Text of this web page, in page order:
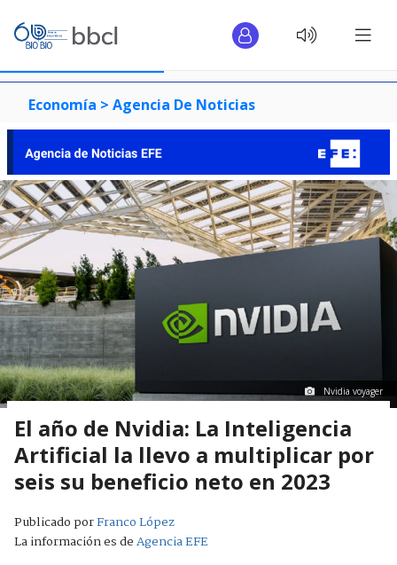
Economía > Agencia De Noticias
Nvidia voyager
El año de Nvidia: La Inteligencia
Artificial la llevo a multiplicar por
seis su beneficio neto en 2023
Publicado porFranco López
La información es deAgencia EFE